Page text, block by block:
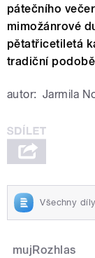
pátečního
mimožánrové
pětatřicetiletá
tradiční
autor: Jarmila
Všechny
mujRozhlas